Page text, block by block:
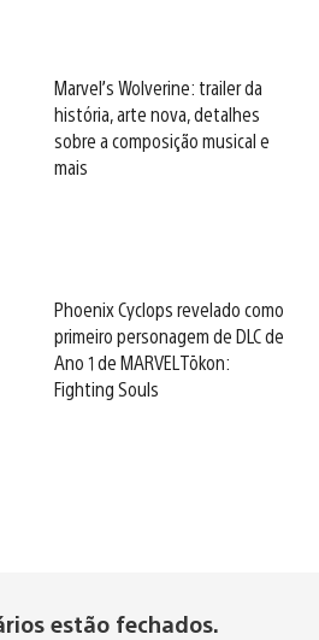
Marvel’s Wolverine: trailer da
história, arte nova, detalhes
sobre a composição musical e
mais
Phoenix Cyclops revelado como
primeiro personagem de DLC de
Ano 1 de MARVEL Tōkon:
Fighting Souls
estão fechados.